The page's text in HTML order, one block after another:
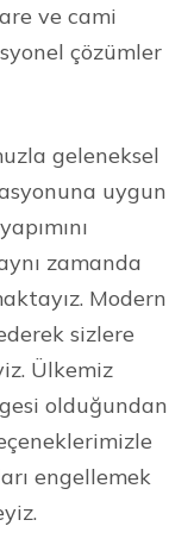
ve cami
çözümler
geleneksel
uygun
zamanda
Modern
sizlere
Ülkemiz
olduğundan
engellemek